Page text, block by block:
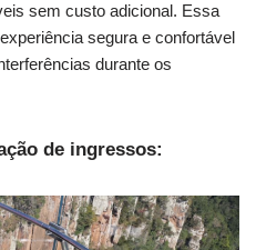
sem custo adicional. Essa
segura e confortável
durante os
de ingressos: